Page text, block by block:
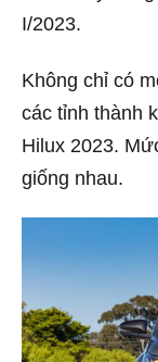
I/2023.
Không chỉ có
các tỉnh thành
Hilux 2023.
giống nhau.